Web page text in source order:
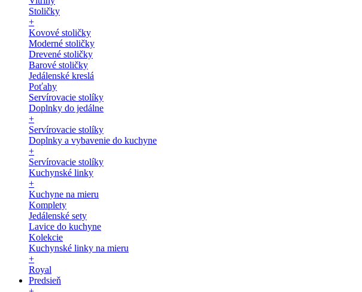
Stoličky
+
Kovové stoličky
Moderné stoličky
Drevené stoličky
Barové stoličky
Jedálenské kreslá
Poťahy
Servírovacie stolíky
Doplnky do jedálne
+
Servírovacie stolíky
Doplnky a vybavenie do kuchyne
+
Servírovacie stolíky
Kuchynské linky
+
Kuchyne na mieru
Komplety
Jedálenské sety
Lavice do kuchyne
Kolekcie
Kuchynské linky na mieru
+
Royal
Predsieň